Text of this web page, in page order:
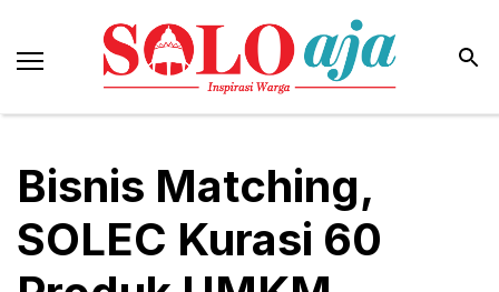
Bisnis Matching,
SOLEC Kurasi 60